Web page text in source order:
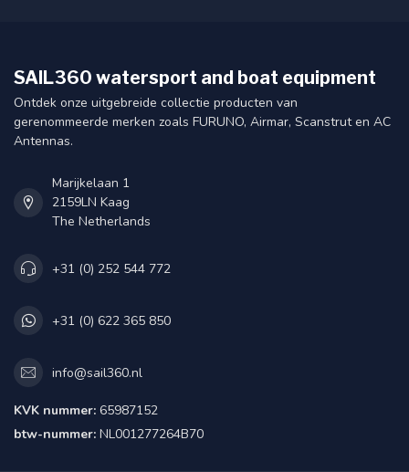
SAIL360 watersport and boat equipment
Ontdek onze uitgebreide collectie producten van
gerenommeerde merken zoals FURUNO, Airmar, Scanstrut en AC
Antennas.
Marijkelaan 1
2159LN Kaag
The Netherlands
+31 (0) 252 544 772
+31 (0) 622 365 850
info@sail360.nl
KVK nummer: 65987152
btw-nummer: NL001277264B70